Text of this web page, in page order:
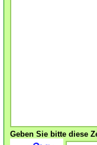
Geben Sie bitte diese